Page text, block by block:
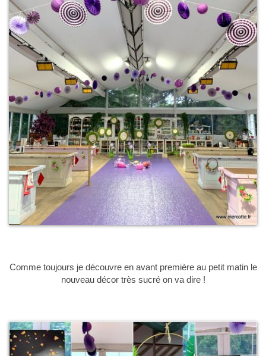
Comme toujours je découvre en avant première au petit matin le
nouveau décor très sucré on va dire !